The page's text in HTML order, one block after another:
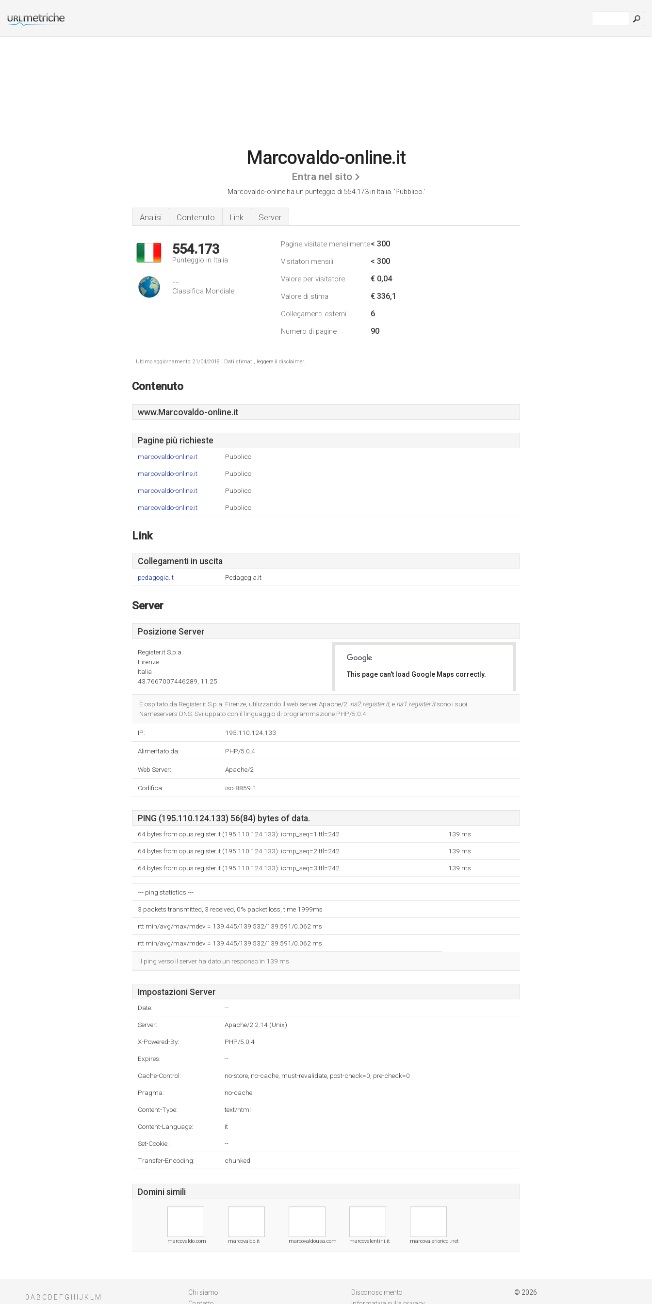
Marcovaldo-online.it
Entra nel sito
Marcovaldo-online ha un punteggio di 554.173 in Italia. 'Pubblico.'
Analisi Contenuto Link Server
554.173
Punteggio in Italia
--
Classifica Mondiale
Pagine visitate mensilmente< 300
Visitatori mensili < 300
Valore per visitatore € 0,04
Valore di stima € 336,1
Collegamenti esterni 6
Numero di pagine 90
Ultimo aggiornamento: 21/04/2018 . Dati stimati, leggere il disclaimer.
Contenuto
www.Marcovaldo-online.it
Pagine più richieste
marcovaldo-online.it Pubblico
marcovaldo-online.it Pubblico
marcovaldo-online.it Pubblico
marcovaldo-online.it Pubblico
Link
Collegamenti in uscita
pedagogia.it Pedagogia.it
Server
Posizione Server
Register.it S.p.a.
Firenze
Italia
43.7667007446289, 11.25
This page can't load Google Maps correctly.
È ospitato da Register.it S.p.a. Firenze, utilizzando il web server Apache/2. ns2.register.it, e ns1.register.itsono i suoi
Nameservers DNS. Sviluppato con il linguaggio di programmazione PHP/5.0.4.
IP: 195.110.124.133
Alimentato da: PHP/5.0.4
Web Server: Apache/2
Codifica: iso-8859-1
PING (195.110.124.133) 56(84) bytes of data.
64 bytes from opus.register.it (195.110.124.133): icmp_seq=1 ttl=242 139 ms
64 bytes from opus.register.it (195.110.124.133): icmp_seq=2 ttl=242 139 ms
64 bytes from opus.register.it (195.110.124.133): icmp_seq=3 ttl=242 139 ms
--- ping statistics ---
3 packets transmitted, 3 received, 0% packet loss, time 1999ms
rtt min/avg/max/mdev = 139.445/139.532/139.591/0.062 ms
rtt min/avg/max/mdev = 139.445/139.532/139.591/0.062 ms
Il ping verso il server ha dato un responso in 139 ms.
Impostazioni Server
Date: --
Server: Apache/2.2.14 (Unix)
X-Powered-By: PHP/5.0.4
Expires: --
Cache-Control: no-store, no-cache, must-revalidate, post-check=0, pre-check=0
Pragma: no-cache
Content-Type: text/html
Content-Language: it
Set-Cookie: --
Transfer-Encoding: chunked
Domini simili
marcovaldo.com marcovaldo.it marcovaldousa.com marcovalentini.it marcovalerioricci.net
0 A B C D E F G H J K M
Chi siamo
Disconoscimento
© 2026